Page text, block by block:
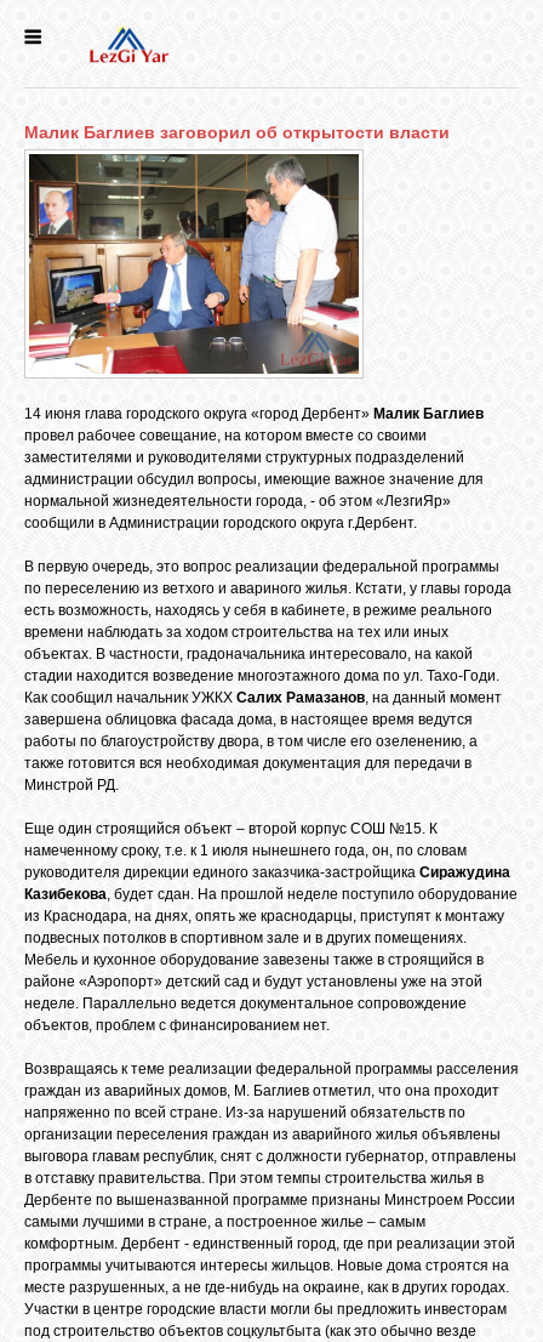
СЕЛА
ИСТОРИЯ
КУЛЬТУРА
ГОСТЕВАЯ
ФОТО
ВИДЕО
МУЗЫКА
САЙТЫ
ОБЪЯВЛЕНИЯ
ОТВЕТЫ
КОНТАКТЫ
Малик Баглиев заговорил об открытости власти
14 июня глава городского округа «город Дербент» Малик Баглиев
провел рабочее совещание, на котором вместе со своими
заместителями и руководителями структурных подразделений
администрации обсудил вопросы, имеющие важное значение для
нормальной жизнедеятельности города, - об этом «ЛезгиЯр»
сообщили в Администрации городского округа г.Дербент.
В первую очередь, это вопрос реализации федеральной программы
по переселению из ветхого и авариного жилья. Кстати, у главы города
есть возможность, находясь у себя в кабинете, в режиме реального
времени наблюдать за ходом строительства на тех или иных
объектах. В частности, градоначальника интересовало, на какой
стадии находится возведение многоэтажного дома по ул. Тахо-Годи.
Как сообщил начальник УЖКХ Салих Рамазанов, на данный момент
завершена облицовка фасада дома, в настоящее время ведутся
работы по благоустройству двора, в том числе его озеленению, а
также готовится вся необходимая документация для передачи в
Минстрой РД.
Еще один строящийся объект – второй корпус СОШ №15. К
намеченному сроку, т.е. к 1 июля нынешнего года, он, по словам
руководителя дирекции единого заказчика-застройщика Сиражудина
Казибекова, будет сдан. На прошлой неделе поступило оборудование
из Краснодара, на днях, опять же краснодарцы, приступят к монтажу
подвесных потолков в спортивном зале и в других помещениях.
Мебель и кухонное оборудование завезены также в строящийся в
районе «Аэропорт» детский сад и будут установлены уже на этой
неделе. Параллельно ведется документальное сопровождение
объектов, проблем с финансированием нет.
Возвращаясь к теме реализации федеральной программы расселения
граждан из аварийных домов, М. Баглиев отметил, что она проходит
напряженно по всей стране. Из-за нарушений обязательств по
организации переселения граждан из аварийного жилья объявлены
выговора главам республик, снят с должности губернатор, отправлены
в отставку правительства. При этом темпы строительства жилья в
Дербенте по вышеназванной программе признаны Минстроем России
самыми лучшими в стране, а построенное жилье – самым
комфортным. Дербент - единственный город, где при реализации этой
программы учитываются интересы жильцов. Новые дома строятся на
месте разрушенных, а не где-нибудь на окраине, как в других городах.
Участки в центре городские власти могли бы предложить инвесторам
под строительство объектов соцкультбыта (как это обычно везде